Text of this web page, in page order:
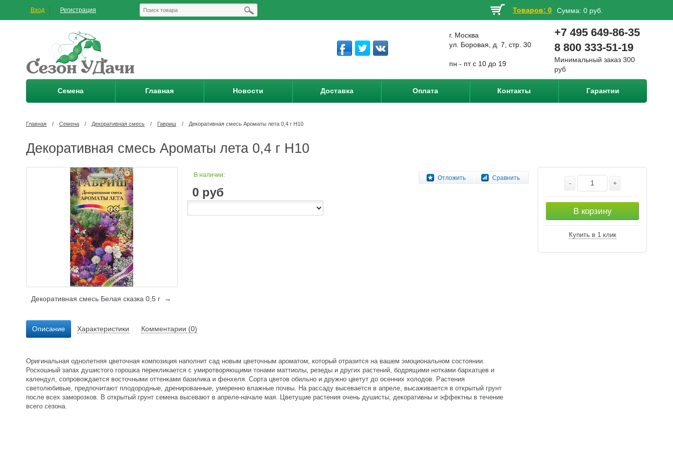
Вход Регистрация Товаров: 0 Сумма: 0 руб.
г. Москва
ул. Боровая, д. 7, стр. 30
пн - пт с 10 до 19
+7 495 649-86-35
8 800 333-51-19
Минимальный заказ 300
руб
Семена Главная Новости Доставка Оплата Контакты Гарантии
Главная / Семена / Декоративная смесь / Гавриш / Декоративная смесь Ароматы лета 0,4 г Н10
Декоративная смесь Ароматы лета 0,4 г Н10
Отложить Сравнить
В наличии:
0 руб
- +
В корзину
Купить в 1 клик
Декоративная смесь Белая сказка 0,5 г →
Описание Характеристики Комментарии (0)
Оригинальная однолетняя цветочная композиция наполнит сад новым цветочным ароматом, который отразится на вашем эмоциональном состоянии.
Роскошный запах душистого горошка перекликается с умиротворяющими тонами маттиолы, резеды и других растений, бодрящими нотками бархатцев и
календул, сопровождается восточными оттенками базилика и фенхеля. Сорта цветов обильно и дружно цветут до осенних холодов. Растения
светолюбивые, предпочитают плодородные, дренированные, умеренно влажные почвы. На рассаду высевается в апреле, высаживается в открытый грунт
после всех заморозков. В открытый грунт семена высевают в апреле-начале мая. Цветущие растения очень душисты, декоративны и эффектны в течение
всего сезона.